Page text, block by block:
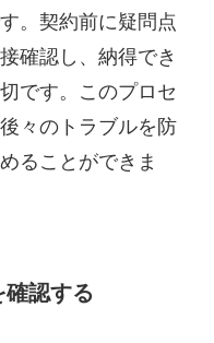
。契約前に疑問点
確認し、納得でき
です。このプロセ
々のトラブルを防
ることができま
認する